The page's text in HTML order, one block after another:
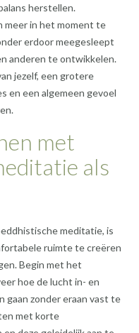
herstellen.
meer in het moment te
erdoor meegesleept
anderen te ontwikkelen.
jezelf, een grotere
en een algemeen gevoel
met
als
meditatie, is
ruimte te creëren
Begin met het
hoe de lucht in- en
gaan zonder eraan vast te
met korte